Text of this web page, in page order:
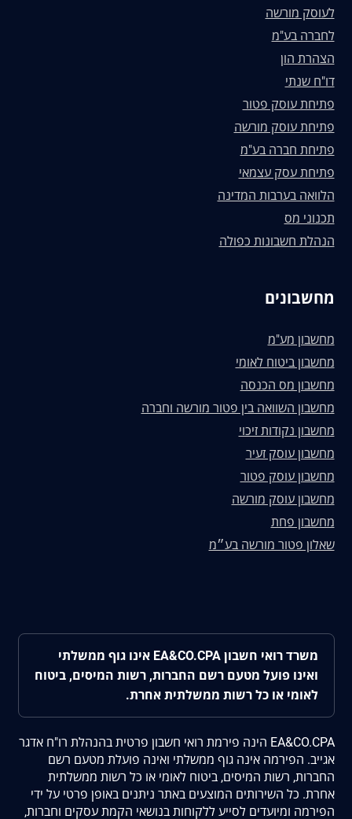
לעוסק מורשה
לחברה בע"מ
הצהרת הון
דו"ח שנתי
פתיחת עוסק פטור
פתיחת עוסק מורשה
פתיחת חברה בע"מ
פתיחת עסק עצמאי
הלוואה בערבות המדינה
תכנוני מס
הנהלת חשבונות כפולה
מחשבונים
מחשבון מע"מ
מחשבון ביטוח לאומי
מחשבון מס הכנסה
מחשבון השוואה בין פטור מורשה וחברה
מחשבון נקודות זיכוי
מחשבון עוסק זעיר
מחשבון עוסק פטור
מחשבון עוסק מורשה
מחשבון פחת
שאלון פטור מורשה בע״מ
משרד רואי חשבון EA&CO.CPA אינו גוף ממשלתי
ואינו פועל מטעם רשם החברות, רשות המיסים, ביטוח
לאומי או כל רשות ממשלתית אחרת.
EA&CO.CPA הינה פירמת רואי חשבון פרטית בהנהלת רו"ח אדגר
אגייב. הפירמה אינה גוף ממשלתי ואינה פועלת מטעם רשם
החברות, רשות המיסים, ביטוח לאומי או כל רשות ממשלתית
אחרת. כל השירותים המוצעים באתר ניתנים באופן פרטי על ידי
הפירמה ומיועדים לסייע ללקוחות בנושאי הקמת עסקים וחברות,